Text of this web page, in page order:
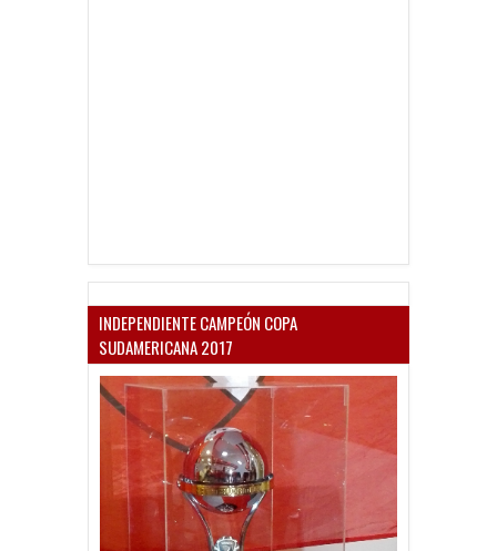
INDEPENDIENTE CAMPEÓN COPA
SUDAMERICANA 2017